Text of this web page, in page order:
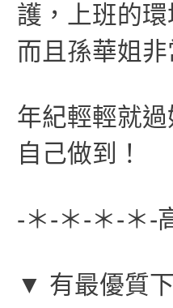
護，上班的
而且孫華姐
年紀輕輕就
自己做到！
-＊-＊-＊-＊-
▼ 有最優質